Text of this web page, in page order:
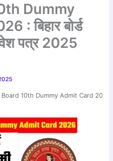
Dummy
: बिहार बोर्ड
पत्र 2025
10th Dummy Admit Card 2026 :